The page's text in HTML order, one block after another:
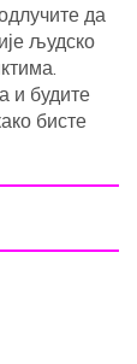
да
људско
и будите
бисте